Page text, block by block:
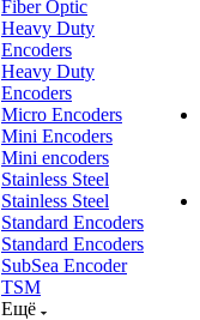
Fiber Optic
Heavy Duty
Encoders
Heavy Duty
Encoders
Micro Encoders
Mini Encoders
Mini encoders
Stainless Steel
Stainless Steel
Standard Encoders
Standard Encoders
SubSea Encoder
TSM
Ещё